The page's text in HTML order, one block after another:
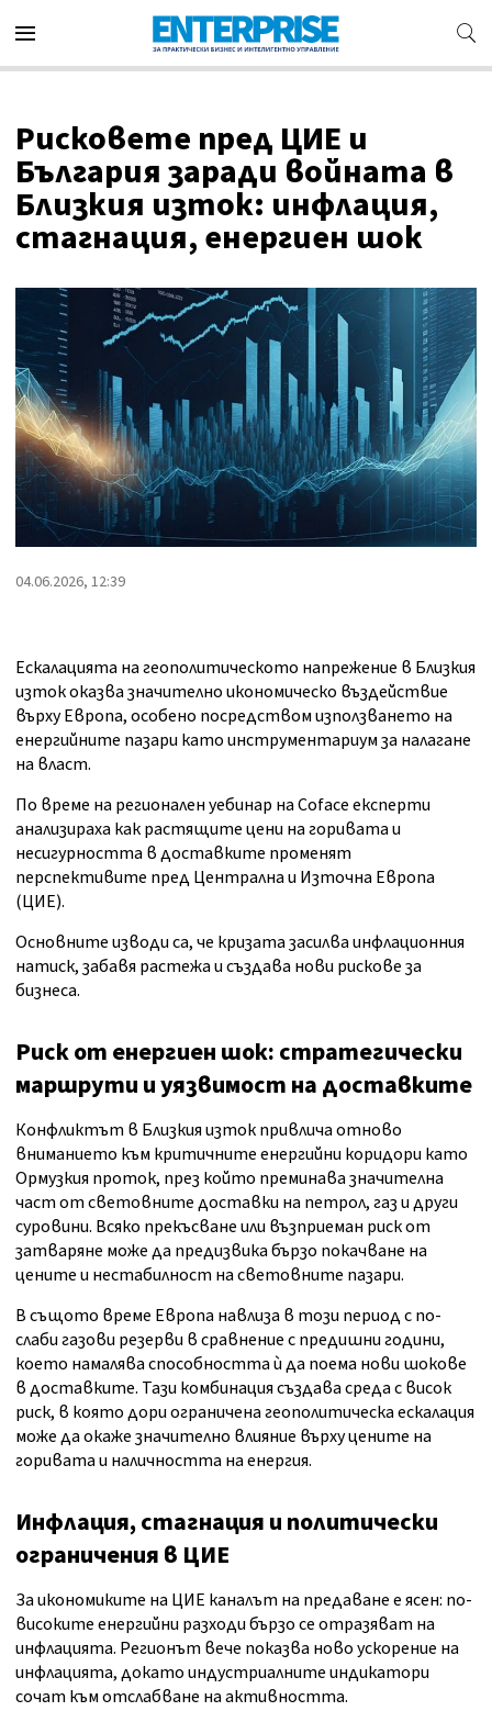
Рисковете пред ЦИЕ и
България заради войната в
Близкия изток: инфлация,
стагнация, енергиен шок
04.06.2026, 12:39
Ескалацията на геополитическото напрежение в Близкия
изток оказва значително икономическо въздействие
върху Европа, особено посредством използването на
енергийните пазари като инструментариум за налагане
на власт.
По време на регионален уебинар на Coface експерти
анализираха как растящите цени на горивата и
несигурността в доставките променят
перспективите пред Централна и Източна Европа
(ЦИЕ).
Основните изводи са, че кризата засилва инфлационния
натиск, забавя растежа и създава нови рискове за
бизнеса.
Риск от енергиен шок: стратегически
маршрути и уязвимост на доставките
Конфликтът в Близкия изток привлича отново
вниманието към критичните енергийни коридори като
Ормузкия проток, през който преминава значителна
част от световните доставки на петрол, газ и други
суровини. Всяко прекъсване или възприеман риск от
затваряне може да предизвика бързо покачване на
цените и нестабилност на световните пазари.
В същото време Европа навлиза в този период с по-
слаби газови резерви в сравнение с предишни години,
което намалява способността ѝ да поема нови шокове
в доставките. Тази комбинация създава среда с висок
риск, в която дори ограничена геополитическа ескалация
може да окаже значително влияние върху цените на
горивата и наличността на енергия.
Инфлация, стагнация и политически
ограничения в ЦИЕ
За икономиките на ЦИЕ каналът на предаване е ясен: по-
високите енергийни разходи бързо се отразяват на
инфлацията. Регионът вече показва ново ускорение на
инфлацията, докато индустриалните индикатори
сочат към отслабване на активността.